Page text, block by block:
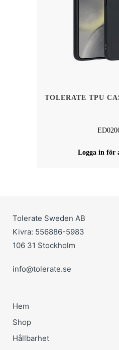
TOLERATE TPU
Logga in för
Tolerate Sweden AB
Kivra: 556886-5983
106 31 Stockholm
info@tolerate.se
Hem
Shop
Hållbarhet